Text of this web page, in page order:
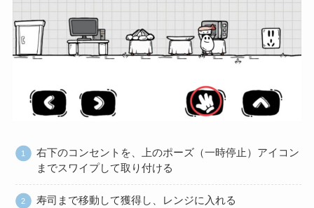
右下のコンセントを、上のポーズ（一時停止）アイコン
までスワイプして取り付ける
寿司まで移動して獲得し、レンジに入れる